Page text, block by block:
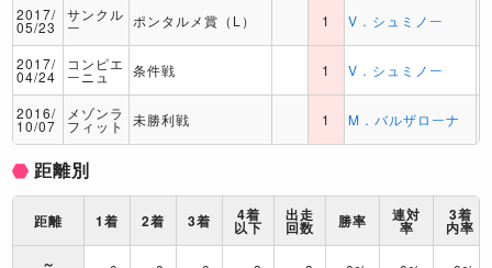
2017/
05/23
サンクル
ー ポンタルメ賞（L） 1 V．シュミノー
2017/
04/24
コンピエ
ーニュ 条件戦 1 V．シュミノー
2016/
10/07
メゾンラ
フィット 未勝利戦 1 M．バルザローナ
距離別
距離 1着 2着 3着 4着
以下
出走
回数 勝率 連対
率
3着
内率